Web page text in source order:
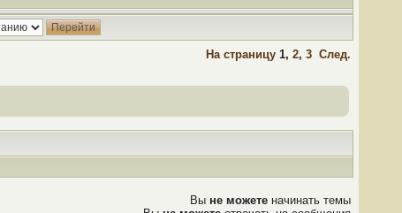
На страницу 1, 2, 3 След.
Вы не можете начинать темы